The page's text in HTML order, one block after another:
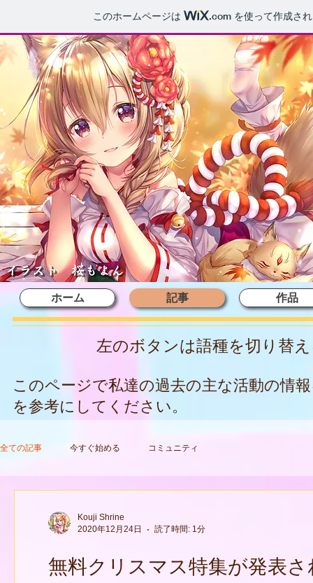
このホームページは .com を使って作成さ
このページで私達の過去の主な活動の情
を参考にしてください。
全ての記事 今すぐ始める コミュニティ
無料クリスマス特集が発表
Kouji Shrine
2020年12月24日
読了時間: 1分
ホーム 記事 作品
左のボタンは語種を切り替